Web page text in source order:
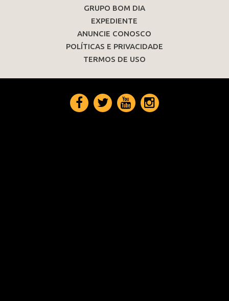
GRUPO BOM DIA
EXPEDIENTE
ANUNCIE CONOSCO
POLÍTICAS E PRIVACIDADE
TERMOS DE USO